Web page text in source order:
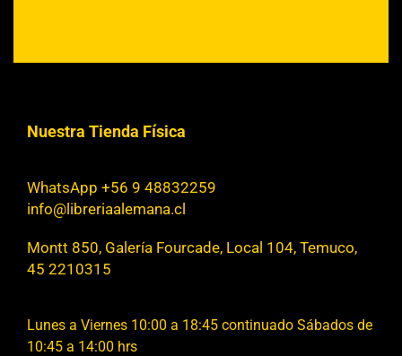
Nuestra Tienda Física
WhatsApp +56 9 48832259
info@libreriaalemana.cl
Montt 850, Galería Fourcade, Local 104, Temuco,
45 2210315
Lunes a Viernes 10:00 a 18:45 continuado Sábados de
10:45 a 14:00 hrs